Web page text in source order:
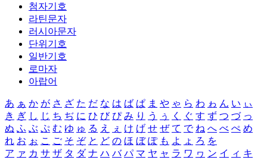
첨자기호
라틴문자
러시아문자
단위기호
일반기호
로마자
아랍어
あ ぁ か が さ ざ た だ な は ば ぱ ま や ゃ ら わ ゎ ん い ぃ
き ぎ し じ ち ぢ に ひ び ぴ み り う ぅ く ぐ す ず つ づ っ
ぬ ふ ぶ ぷ む ゆ ゅ る え ぇ け げ せ ぜ て で ね へ べ ぺ め
れ お ぉ こ ご そ ぞ と ど の ほ ぼ ぽ も よ ょ ろ を
ア ァ カ サ ザ タ ダ ナ ハ バ パ マ ヤ ャ ラ ワ ヮ ン イ ィ キ